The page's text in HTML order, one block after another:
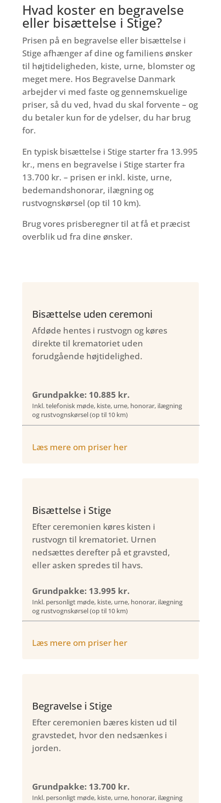
Hvad koster en begravelse
eller bisættelse i Stige?
Prisen på en begravelse eller bisættelse i
Stige afhænger af dine og familiens ønsker
til højtideligheden, kiste, urne, blomster og
meget mere. Hos Begravelse Danmark
arbejder vi med faste og gennemskuelige
priser, så du ved, hvad du skal forvente – og
du betaler kun for de ydelser, du har brug
for.
En typisk bisættelse i Stige starter fra 13.995
kr., mens en begravelse i Stige starter fra
13.700 kr. – prisen er inkl. kiste, urne,
bedemandshonorar, ilægning og
rustvognskørsel (op til 10 km).
Brug vores prisberegner til at få et præcist
overblik ud fra dine ønsker.
Bisættelse uden ceremoni
Afdøde hentes i rustvogn og køres
direkte til krematoriet uden
forudgående højtidelighed.
Grundpakke: 10.885 kr.
Inkl. telefonisk møde, kiste, urne, honorar, ilægning
og rustvognskørsel (op til 10 km)
Læs mere om priser her
Bisættelse i Stige
Efter ceremonien køres kisten i
rustvogn til krematoriet. Urnen
nedsættes derefter på et gravsted,
eller asken spredes til havs.
Grundpakke: 13.995 kr.
Inkl. personligt møde, kiste, urne, honorar, ilægning
og rustvognskørsel (op til 10 km)
Læs mere om priser her
Begravelse i Stige
Efter ceremonien bæres kisten ud til
gravstedet, hvor den nedsænkes i
jorden.
Grundpakke: 13.700 kr.
Inkl. personligt møde, kiste, urne, honorar, ilægning